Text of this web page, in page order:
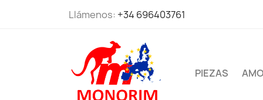
Llámenos: +34 696403761
PIEZAS